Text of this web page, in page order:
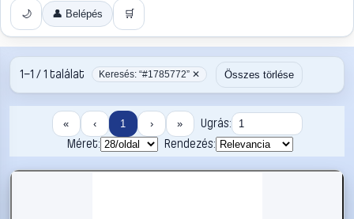
🌙 👤 Belépés 🛒
1–1 / 1 találat Keresés: “#1785772” ✕ Összes törlése
« ‹ 1 › »
Ugrás:
Méret:
Rendezés: